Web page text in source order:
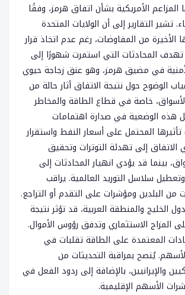
الأمريكية بشأن اتفاق هرمز، وفقًا
تشير التقارير إلى أن الولايات المتحدة
الأخيرة من المفاوضات، رغم عدم اتخاذ قرار
المحادثات التي استمرت شهورًا إلى
في مضيق هرمز، وهو عنق زجاجة حيوي
الوضوح حول نتيجة الاتفاق أثار حالة من
خاصة في قطاع الطاقة والمخاطر
هذه الوضعية في صدارة اهتمامات
المحتمل على أسعار النفط واستقرار
إلى تهدئة التوترات وتحقيق
بينما قد يؤدي انهيار المحادثات إلى
سلاسل التوريد العالمية. يراقب
من البلدين ومؤشرات على التقدم أو التراجع.
الخليج والمنطقة العربية، قد تؤثر نتيجة
المزاج الاستثماري وتدفق رؤوس الأموال.
المعتمدة على الطاقة تقلبات في
يُنصح بمراقبة التحديثات من
والإيرانيين، بالإضافة إلى ردود الفعل في
الأسهم الإقليمية.